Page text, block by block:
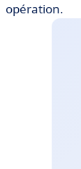
opération.